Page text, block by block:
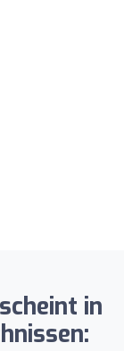
in